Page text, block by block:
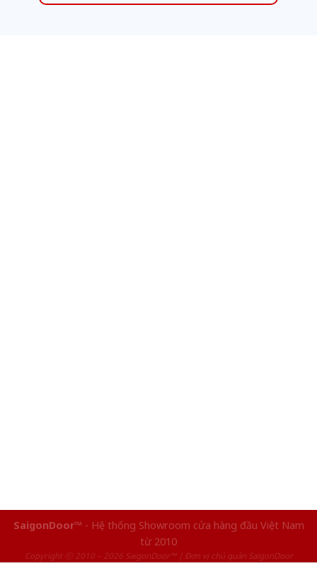
SaigonDoor™ - Hệ thống Showroom cửa hàng đầu Việt Nam
từ 2010
Copyright ⓒ 2010 – 2026 SaigonDoor™ | Đơn vị chủ quản SaigonDoor